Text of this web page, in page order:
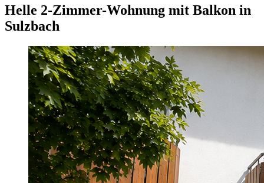
Helle 2-Zimmer-Wohnung mit Balkon in
Sulzbach